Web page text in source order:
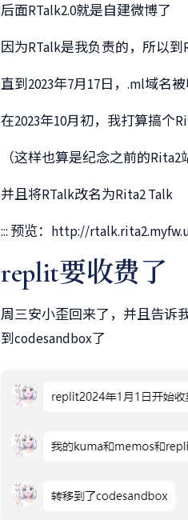
后面RTalk2.0就是自建微博了
因为RTalk是我负责的，所以
直到2023年7月17日，.ml域名
在2023年10月初，我打算搞个
（这样也算是纪念之前的Rita2
并且将RTalk改名为Rita2 Talk
::: 预览：http://
replit要收费了
周三安小歪回来了，并且告诉
到codesandbox了